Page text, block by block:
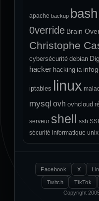
apache backup bash
0verride Brain
Christophe
cybersécurité debian
hacker hacking ia
iptables linux
mysql ovh ovhcloud
serveur shell ssh
sécurité informatique unix
Facebook X
Twitch TikTok
Copyright